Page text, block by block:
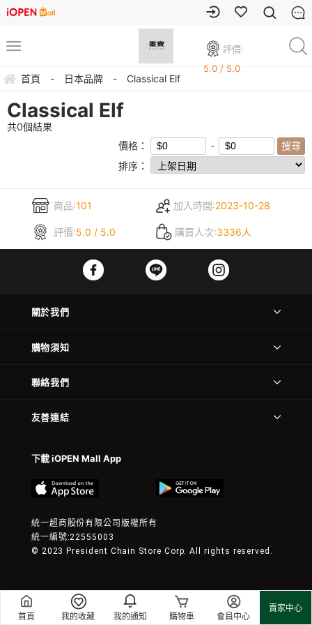
首頁 我的收藏 我的通知 購物車 會員中心
賣家中心
評價:
5.0 / 5.0
首頁 - 日本品牌 - Classical Elf
Classical Elf
共0個結果
價格：
排序：
商品:101 加入時間:2023-10-28
評價:5.0 / 5.0 購買人次:3336人
關於我們
購物須知
聯絡我們
友善連結
下載 iOPEN Mall App
統一超商股份有限公司版權所有
統一編號:22555003
© 2023 President Chain Store Corp. All rights reserved.